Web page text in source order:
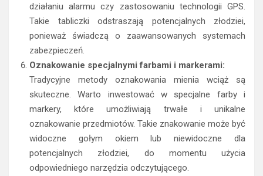
działaniu alarmu czy zastosowaniu technologii GPS.
Takie tabliczki odstraszają potencjalnych złodziei,
ponieważ świadczą o zaawansowanych systemach
zabezpieczeń.
Oznakowanie specjalnymi farbami i markerami:
Tradycyjne metody oznakowania mienia wciąż są
skuteczne. Warto inwestować w specjalne farby i
markery, które umożliwiają trwałe i unikalne
oznakowanie przedmiotów. Takie znakowanie może być
widoczne gołym okiem lub niewidoczne dla
potencjalnych złodziei, do momentu użycia
odpowiedniego narzędzia odczytującego.